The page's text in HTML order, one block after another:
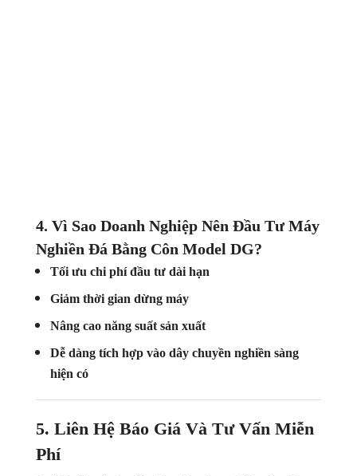
4. Vì Sao Doanh Nghiệp Nên Đầu Tư Máy
Nghiền Đá Bằng Côn Model DG?
Tối ưu chi phí đầu tư dài hạn
Giảm thời gian dừng máy
Nâng cao năng suất sản xuất
Dễ dàng tích hợp vào dây chuyền nghiền sàng
hiện có
5. Liên Hệ Báo Giá Và Tư Vấn Miễn
Phí